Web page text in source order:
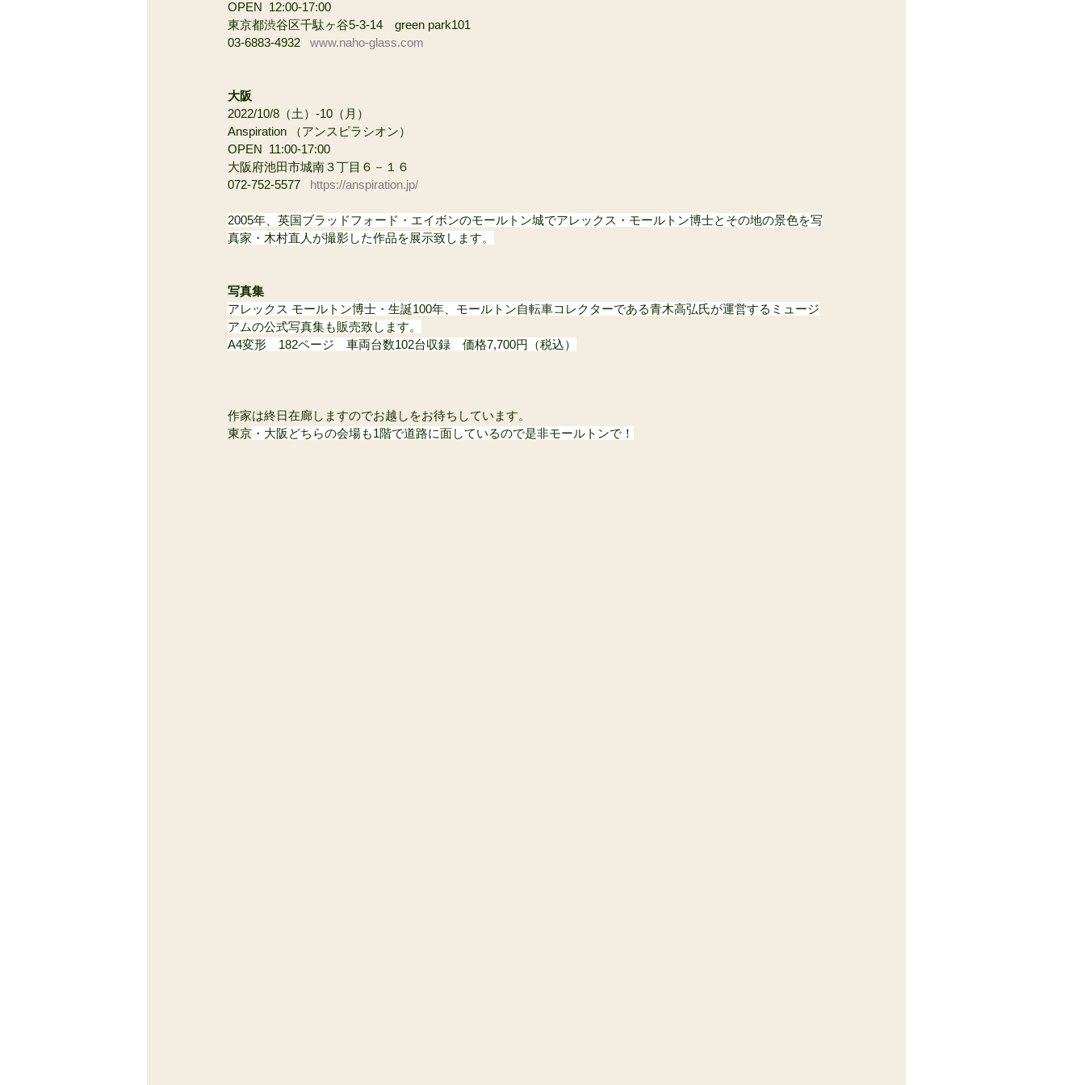
OPEN  12:00-17:00
東京都渋谷区千駄ヶ谷5-3-14　green park101
03-6883-4932 www.naho-glass.com
大阪
2022/10/8（土）-10（月）
Anspiration （アンスピラシオン）
OPEN  11:00-17:00
大阪府池田市城南３丁目６－１６
072-752-5577 https://anspiration.jp/
2005年、英国ブラッドフォード・エイボンのモールトン城でアレックス・モールトン博士とその地の景色を写
真家・木村直人が撮影した作品を展示致します。
写真集
アレックス モールトン博士・生誕100年、モールトン自転車コレクターである青木高弘氏が運営するミュージ
アムの公式写真集も販売致します。
A4変形　182ページ　車両台数102台収録　価格7,700円（税込）
作家は終日在廊しますのでお越しをお待ちしています。
東京 ・大阪どちらの会場も1階で道路に面しているので是非モールトンで！